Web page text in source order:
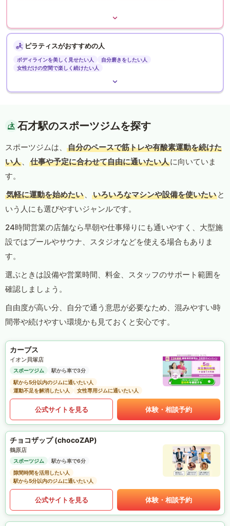
ピラティスがおすすめの人
ボディラインを美しく見せたい人
自分磨きをしたい人
女性だけの空間で楽しく続けたい人
石才駅のスポーツジムを探す
スポーツジムは、
自分のペースで筋トレや有酸素運動を続けた
い人 、 仕事や予定に合わせて自由に通いたい人に向いていま
す。
気軽に運動を始めたい 、 いろいろなマシンや設備を使いたい と
いう人にも選びやすいジャンルです。
24時間営業の店舗なら早朝や仕事帰りにも通いやすく、大型施
設ではプールやサウナ、スタジオなどを使える場合もありま
す。
選ぶときは設備や営業時間、料金、スタッフのサポート範囲を
確認しましょう。
自由度が高い分、自分で通う意思が必要なため、混みやすい時
間帯や続けやすい環境かも見ておくと安心です。
カーブス
イオン貝塚店
スポーツジム
駅から車で3分
駅から5分以内のジムに通いたい人
運動不足を解消したい人
女性専用ジムに通いたい人
公式サイトを見る 体験・相談予約
チョコザップ (chocoZAP)
鶴原店
スポーツジム
駅から車で6分
隙間時間を活用したい人
駅から5分以内のジムに通いたい人
公式サイトを見る 体験・相談予約